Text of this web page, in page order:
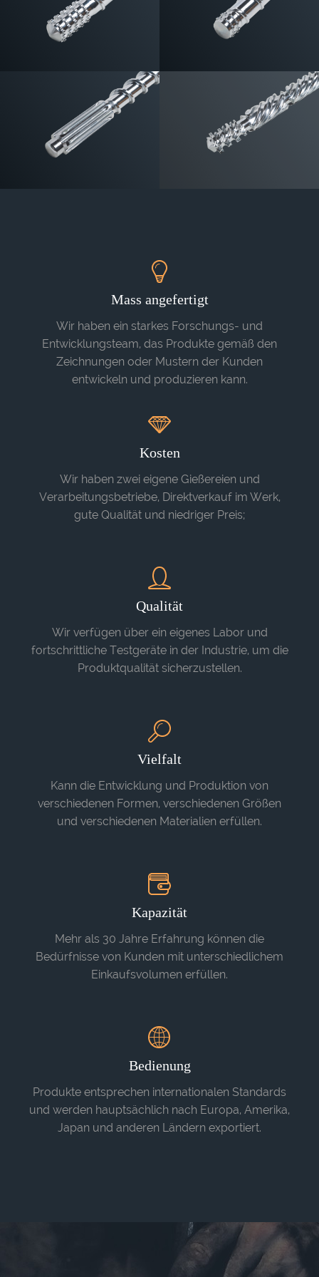
Mass angefertigt
Wir haben ein starkes Forschungs- und
Entwicklungsteam, das Produkte gemäß den
Zeichnungen oder Mustern der Kunden
entwickeln und produzieren kann.
Kosten
Wir haben zwei eigene Gießereien und
Verarbeitungsbetriebe, Direktverkauf im Werk,
gute Qualität und niedriger Preis;
Qualität
Wir verfügen über ein eigenes Labor und
fortschrittliche Testgeräte in der Industrie, um die
Produktqualität sicherzustellen.
Vielfalt
Kann die Entwicklung und Produktion von
verschiedenen Formen, verschiedenen Größen
und verschiedenen Materialien erfüllen.
Kapazität
Mehr als 30 Jahre Erfahrung können die
Bedürfnisse von Kunden mit unterschiedlichem
Einkaufsvolumen erfüllen.
Bedienung
Produkte entsprechen internationalen Standards
und werden hauptsächlich nach Europa, Amerika,
Japan und anderen Ländern exportiert.